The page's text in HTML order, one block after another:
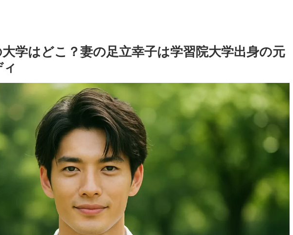
学はどこ？妻の足立幸子は学習院大学出身の元